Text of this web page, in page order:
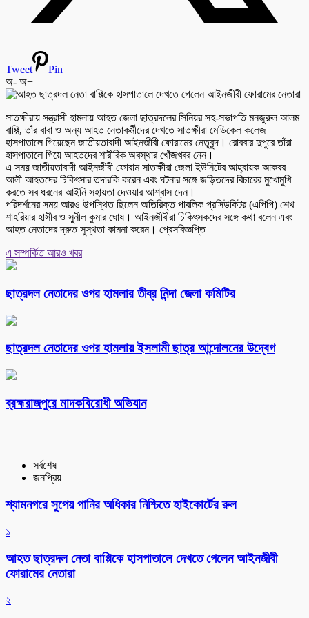
Tweet
Pin
অ- অ+
সাতক্ষীরায় সন্ত্রাসী হামলায় আহত জেলা ছাত্রদলের সিনিয়র সহ-সভাপতি মনজুরুল আলম
বাপ্পি, তাঁর বাবা ও অন্য আহত নেতাকর্মীদের দেখতে সাতক্ষীরা মেডিকেল কলেজ
হাসপাতালে গিয়েছেন জাতীয়তাবাদী আইনজীবী ফোরামের নেতৃবৃন্দ। রোববার দুপুরে তাঁরা
হাসপাতালে গিয়ে আহতদের শারীরিক অবস্থার খোঁজখবর নেন।
এ সময় জাতীয়তাবাদী আইনজীবী ফোরাম সাতক্ষীরা জেলা ইউনিটের আহ্বায়ক আকবর
আলী আহতদের চিকিৎসার তদারকি করেন এবং ঘটনার সঙ্গে জড়িতদের বিচারের মুখোমুখি
করতে সব ধরনের আইনি সহায়তা দেওয়ার আশ্বাস দেন।
পরিদর্শনের সময় আরও উপস্থিত ছিলেন অতিরিক্ত পাবলিক প্রসিউকিটর (এপিপি) শেখ
শাহরিয়ার হাসীব ও সুনীল কুমার ঘোষ। আইনজীবীরা চিকিৎসকদের সঙ্গে কথা বলেন এবং
আহত নেতাদের দ্রুত সুস্থতা কামনা করেন। প্রেসবিজ্ঞপ্তি
এ সম্পর্কিত আরও খবর
ছাত্রদল নেতাদের ওপর হামলার তীব্র নিন্দা জেলা কমিটির
ছাত্রদল নেতাদের ওপর হামলায় ইসলামী ছাত্র আন্দোলনের উদ্বেগ
ব্রহ্মরাজপুরে মাদকবিরোধী অভিযান
সর্বশেষ
জনপ্রিয়
শ্যামনগরে সুপেয় পানির অধিকার নিশ্চিতে হাইকোর্টের রুল
১
আহত ছাত্রদল নেতা বাপ্পিকে হাসপাতালে দেখতে গেলেন আইনজীবী
ফোরামের নেতারা
২